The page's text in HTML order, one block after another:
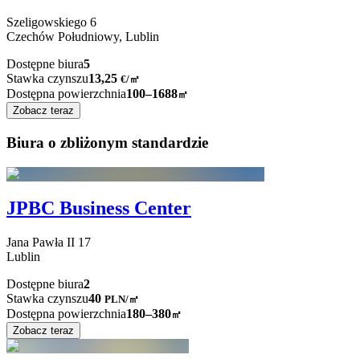
Szeligowskiego 6
Czechów Południowy, Lublin
Dostępne biura5
Stawka czynszu13,25 €/㎡
Dostępna powierzchnia100–1688㎡
Zobacz teraz
Biura o zbliżonym standardzie
JPBC Business Center
Jana Pawła II 17
Lublin
Dostępne biura2
Stawka czynszu40 PLN/㎡
Dostępna powierzchnia180–380㎡
Zobacz teraz